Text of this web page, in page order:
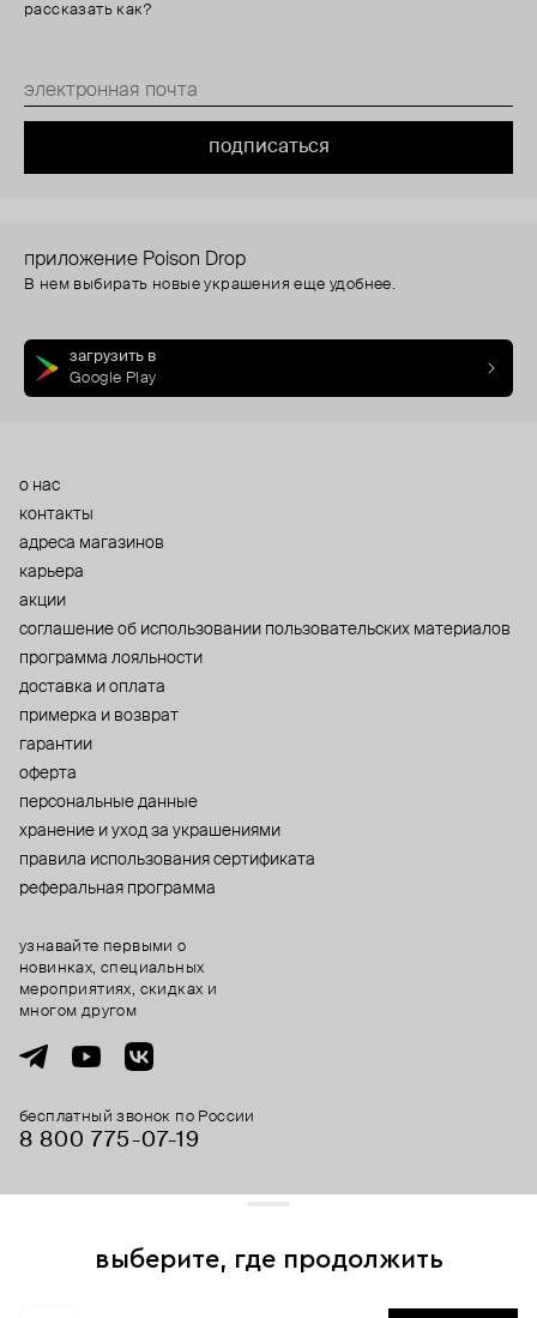
рассказать как?
подписаться
приложение Poison Drop
В нем выбирать новые украшения еще удобнее.
загрузить в
Google Play
о нас
контакты
адреса магазинов
карьера
акции
cоглашение об использовании пользовательских материалов
программа лояльности
доставка и оплата
примерка и возврат
гарантии
оферта
персональные данные
хранение и уход за украшениями
правила использования сертификата
реферальная программа
бесплатный звонок по России
8 800 775⁠-07⁠-19
узнавайте первыми о
новинках, специальных
мероприятиях, скидках и
многом другом
выберите, где продолжить